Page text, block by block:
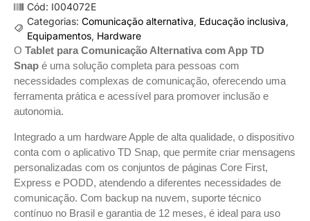
Cód: I004072E
Categorias: Comunicação alternativa, Educação inclusiva,
Equipamentos, Hardware
O Tablet para Comunicação Alternativa com App TD
Snap é uma solução completa para pessoas com
necessidades complexas de comunicação, oferecendo uma
ferramenta prática e acessível para promover inclusão e
autonomia.
Integrado a um hardware Apple de alta qualidade, o dispositivo
conta com o aplicativo TD Snap, que permite criar mensagens
personalizadas com os conjuntos de páginas Core First,
Express e PODD, atendendo a diferentes necessidades de
comunicação. Com backup na nuvem, suporte técnico
contínuo no Brasil e garantia de 12 meses, é ideal para uso